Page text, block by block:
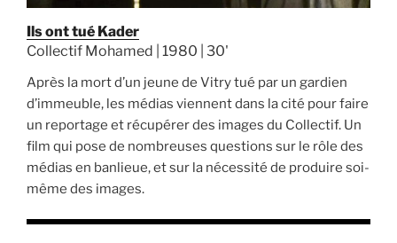
Ils ont tué Kader
Collectif Mohamed | 1980 | 30'
Après la mort d’un jeune de Vitry tué par un gardien
d’immeuble, les médias viennent dans la cité pour faire
un reportage et récupérer des images du Collectif. Un
film qui pose de nombreuses questions sur le rôle des
médias en banlieue, et sur la nécessité de produire soi-
même des images.